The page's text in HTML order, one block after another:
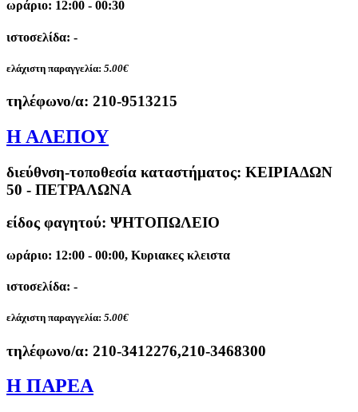
ωράριο: 12:00 - 00:30
ιστοσελίδα: -
ελάχιστη παραγγελία: 5.00€
τηλέφωνο/α: 210-9513215
Η ΑΛΕΠΟΥ
διεύθνση-τοποθεσία καταστήματος: ΚΕΙΡΙΑΔΩΝ
50 - ΠΕΤΡΑΛΩΝΑ
είδος φαγητού: ΨΗΤΟΠΩΛΕΙΟ
ωράριο: 12:00 - 00:00, Κυριακες κλειστα
ιστοσελίδα: -
ελάχιστη παραγγελία: 5.00€
τηλέφωνο/α: 210-3412276,210-3468300
Η ΠΑΡΕΑ